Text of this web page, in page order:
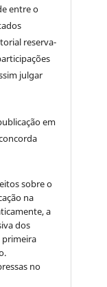
entre o
reserva-
julgar
em
sobre o
na
a
dos
primeira
no